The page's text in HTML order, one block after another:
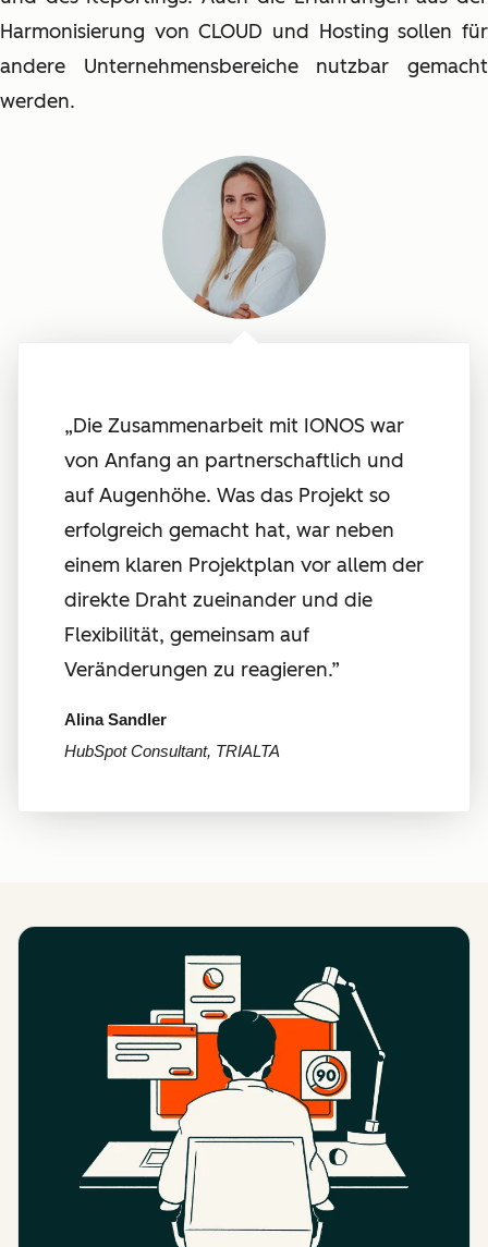
Harmonisierung von CLOUD und Hosting sollen für
andere Unternehmensbereiche nutzbar gemacht
werden.
„Die Zusammenarbeit mit IONOS war
von Anfang an partnerschaftlich und
auf Augenhöhe. Was das Projekt so
erfolgreich gemacht hat, war neben
einem klaren Projektplan vor allem der
direkte Draht zueinander und die
Flexibilität, gemeinsam auf
Veränderungen zu reagieren.”
Alina Sandler
HubSpot Consultant, TRIALTA